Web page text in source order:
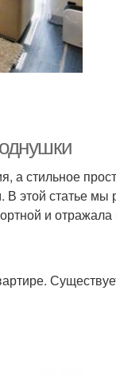
а стильное
этой статье мы
и отражала